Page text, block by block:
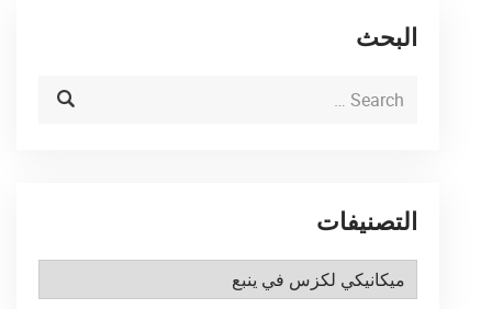
البحث
التصنيفات
التصنيفات